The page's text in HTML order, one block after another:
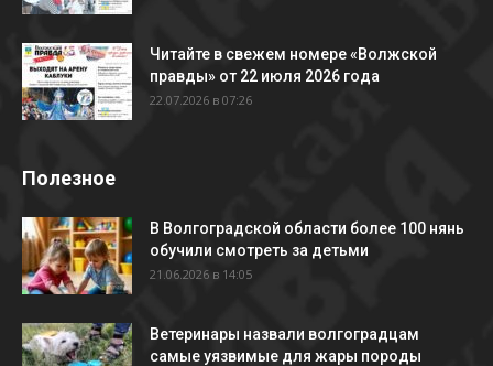
Читайте в свежем номере «Волжской
правды» от 22 июля 2026 года
22.07.2026 в 07:26
Полезное
В Волгоградской области более 100 нянь
обучили смотреть за детьми
21.06.2026 в 14:05
Ветеринары назвали волгоградцам
самые уязвимые для жары породы